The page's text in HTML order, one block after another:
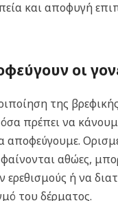
και αποφυγή
οι
της
πρέπει να
αποφεύγουμε.
αθώες,
ερεθισμούς ή να
του δέρματος.